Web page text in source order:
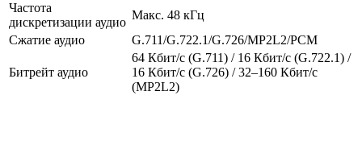
Частота
дискретизации аудио
Макс. 48 кГц
Сжатие аудио
G.711/G.722.1/G.726/MP2L2/PCM
Битрейт аудио
64 Кбит/с (G.711) / 16 Кбит/с (G.722.1) /
16 Кбит/с (G.726) / 32–160 Кбит/с
(MP2L2)